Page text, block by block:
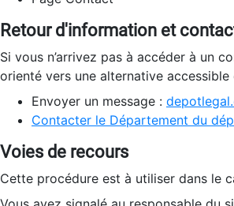
Retour d'information et
Si vous n’arrivez pas à accéder à un
orienté vers une alternative
Envoyer un message :
Contacter le Département du
Voies de recours
Cette procédure est à utiliser dans le